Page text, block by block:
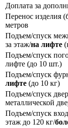
Доплата за
Перенос изделия
метров
Подъем/спуск
за этаж/на лифте
Подъем/спуск
лифте (до 10 шт.)
Подъем/спуск
лифте (до 10 кг)
Подъем/спуск
металлической
Подъем/спуск
этаж до 120 кг/